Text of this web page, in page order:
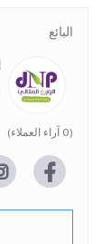
البائع
(0 آراء العملاء)